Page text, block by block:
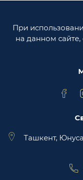
Узбекистан
торговая
При
на данном
Ташкент,